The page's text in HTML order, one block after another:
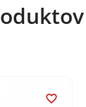
